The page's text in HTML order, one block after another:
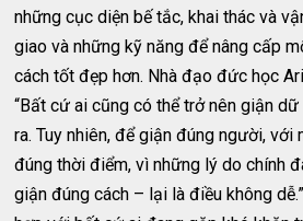
những cục diện bế tắc, khai thác và
giao và những kỹ năng để nâng cấp
cách tốt đẹp hơn. Nhà đạo đức học
“Bất cứ ai cũng có thể trở nên giận
ra. Tuy nhiên, để giận đúng người, với
đúng thời điểm, vì những lý do chính
giận đúng cách – lại là điều không